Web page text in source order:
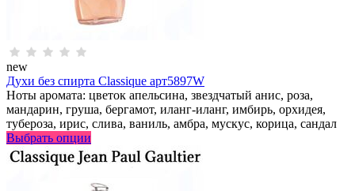
new
Духи без спирта Classique арт5897W
Ноты аромата: цветок апельсина, звездчатый анис, роза,
мандарин, груша, бергамот, иланг-иланг, имбирь, орхидея,
тубероза, ирис, слива, ваниль, амбра, мускус, корица, сандал
Выбрать опции